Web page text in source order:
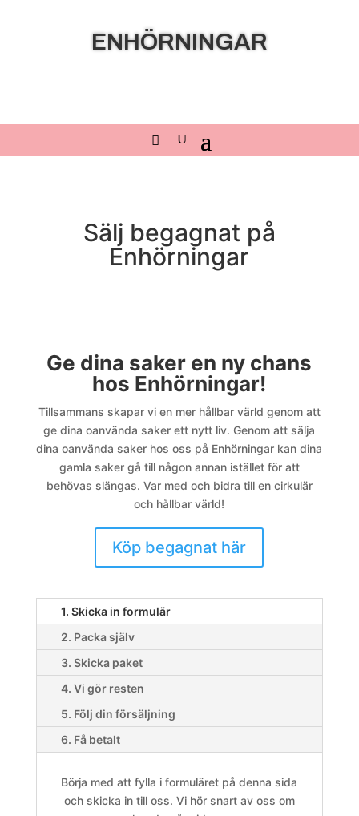
ENHÖRNINGAR
Sälj begagnat på
Enhörningar
Ge dina saker en ny chans
hos Enhörningar!
Tillsammans skapar vi en mer hållbar värld genom att
ge dina oanvända saker ett nytt liv. Genom att sälja
dina oanvända saker hos oss på Enhörningar kan dina
gamla saker gå till någon annan istället för att
behövas slängas. Var med och bidra till en cirkulär
och hållbar värld!
Köp begagnat här
1. Skicka in formulär
2. Packa själv
3. Skicka paket
4. Vi gör resten
5. Följ din försäljning
6. Få betalt
Börja med att fylla i formuläret på denna sida
och skicka in till oss. Vi hör snart av oss om